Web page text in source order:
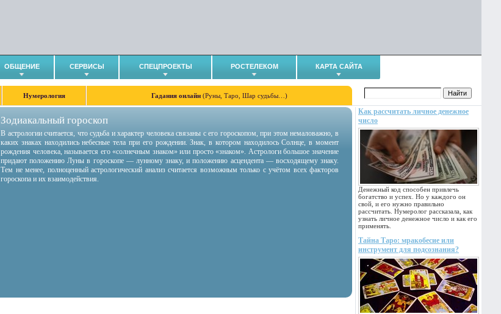
ОБЩЕНИЕ СЕРВИСЫ СПЕЦПРОЕКТЫ РОСТЕЛЕКОМ КАРТА САЙТА
Нумерология Гадания онлайн (Руны, Таро, Шар судьбы…)
Как рассчитать личное денежное
число
Денежный код способен привлечь
богатство и успех. Но у каждого он
свой, и его нужно правильно
рассчитать. Нумеролог рассказала, как
узнать личное денежное число и как его
применять.
Тайна Таро: мракобесие или
инструмент для подсознания?
Зодиакальный гороскоп
В астрологии считается, что судьба и характер человека связаны с его гороскопом, при этом немаловажно, в
каких знаках находились небесные тела при его рождении. Знак, в котором находилось Солнце, в момент
рождения человека, называется его «солнечным знаком» или просто «знаком». Астрологи большое значение
придают положению Луны в гороскопе — лунному знаку, и положению асцендента — восходящему знаку.
Тем не менее, полноценный астрологический анализ считается возможным только с учётом всех факторов
гороскопа и их взаимодействия.